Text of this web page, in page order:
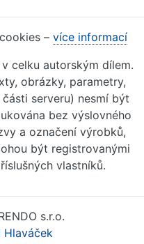
– více informací
celku autorským dílem.
obrázky, parametry,
serveru) nesmí být
bez výslovného
a označení výrobků,
být registrovanými
vlastníků.
s.r.o.
Hlaváček